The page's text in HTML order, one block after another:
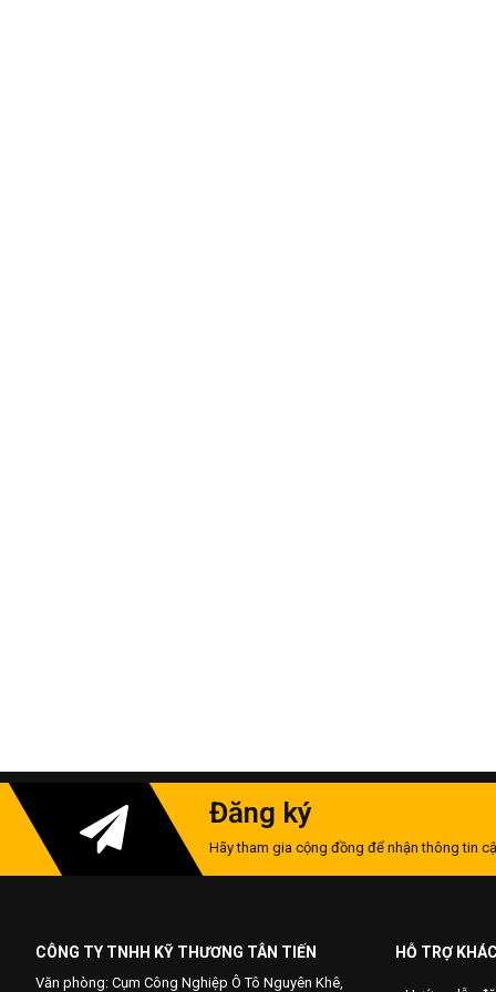
Đăng ký
Hãy tham gia cộng đồng để nhận thông tin
CÔNG TY TNHH KỸ THƯƠNG TÂN TIẾN
Văn phòng: Cụm Công Nghiệp Ô Tô Nguyên Khê,
HỖ TRỢ